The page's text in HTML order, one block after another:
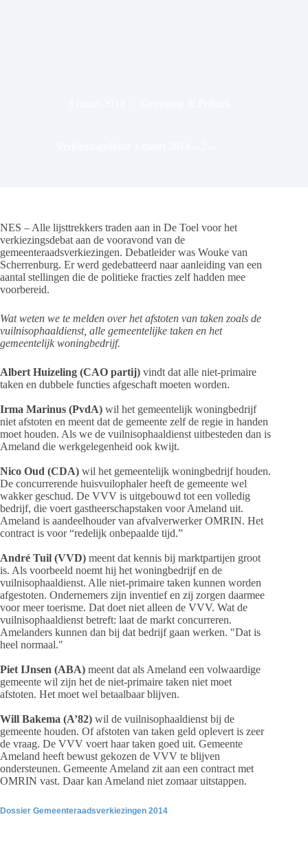
NES – Alle lijsttrekkers traden aan in De Toel voor het
verkiezingsdebat aan de vooravond van de
gemeenteraadsverkiezingen. Debatleider was Wouke van
Scherrenburg. Er werd gedebatteerd naar aanleiding van een
aantal stellingen die de politieke fracties zelf hadden mee
voorbereid.
Wat weten we te melden over het afstoten van taken zoals de
vuilnisophaaldienst, alle gemeentelijke taken en het
gemeentelijk woningbedrijf.
Albert Huizeling (CAO partij) vindt dat alle niet-primaire
taken en dubbele functies afgeschaft moeten worden.
Irma Marinus (PvdA) wil het gemeentelijk woningbedrijf
niet afstoten en meent dat de gemeente zelf de regie in handen
moet houden. Als we de vuilnisophaaldienst uitbesteden dan is
Ameland die werkgelegenheid ook kwijt.
Nico Oud (CDA) wil het gemeentelijk woningbedrijf houden.
De concurrerende huisvuilophaler heeft de gemeente wel
wakker geschud. De VVV is uitgebouwd tot een volledig
bedrijf, die voert gastheerschapstaken voor Ameland uit.
Ameland is aandeelhouder van afvalverwerker OMRIN. Het
contract is voor “redelijk onbepaalde tijd.”
André Tuil (VVD) meent dat kennis bij marktpartijen groot
is. Als voorbeeld noemt hij het woningbedrijf en de
vuilnisophaaldienst. Alle niet-primaire taken kunnen worden
afgestoten. Ondernemers zijn inventief en zij zorgen daarmee
voor meer toerisme. Dat doet niet alleen de VVV. Wat de
vuilnisophaaldienst betreft: laat de markt concurreren.
Amelanders kunnen dan bij dat bedrijf gaan werken. "Dat is
heel normaal."
Piet IJnsen (ABA) meent dat als Ameland een volwaardige
gemeente wil zijn het de niet-primaire taken niet moet
afstoten. Het moet wel betaalbaar blijven.
Will Bakema (A’82) wil de vuilnisophaaldienst bij de
gemeente houden. Of afstoten van taken geld oplevert is zeer
de vraag. De VVV voert haar taken goed uit. Gemeente
Ameland heeft bewust gekozen de VVV te blijven
ondersteunen. Gemeente Ameland zit aan een contract met
OMRIN vast. Daar kan Ameland niet zomaar uitstappen.
Dossier Gemeenteraadsverkiezingen 2014